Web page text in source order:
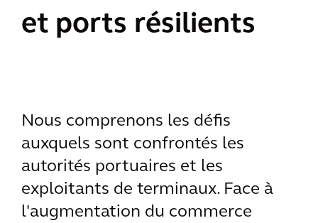
et ports résilients
Nous comprenons les défis
auxquels sont confrontés les
autorités portuaires et les
exploitants de terminaux. Face à
l'augmentation du commerce